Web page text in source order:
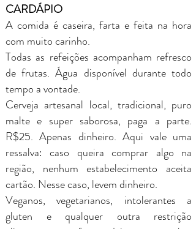
CARDÁPIO
A comida é caseira, farta e feita na hora
com muito carinho.
Todas as refeições acompanham refresco
de frutas. Água disponível durante todo
tempo a vontade.
Cerveja artesanal local, tradicional, puro
malte e super saborosa, paga a parte.
R$25. Apenas dinheiro. Aqui vale uma
ressalva: caso queira comprar algo na
região, nenhum estabelecimento aceita
cartão. Nesse caso, levem dinheiro.
Veganos, vegetarianos, intolerantes a
gluten e qualquer outra restrição